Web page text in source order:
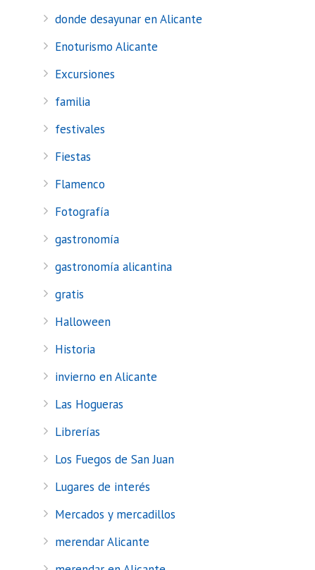
donde desayunar en Alicante
Enoturismo Alicante
Excursiones
familia
festivales
Fiestas
Flamenco
Fotografía
gastronomía
gastronomía alicantina
gratis
Halloween
Historia
invierno en Alicante
Las Hogueras
Librerías
Los Fuegos de San Juan
Lugares de interés
Mercados y mercadillos
merendar Alicante